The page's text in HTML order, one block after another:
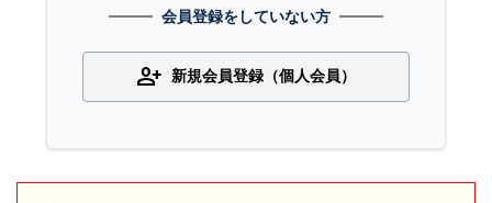
会員登録をしていない方
person_add 新規会員登録（個人会員）